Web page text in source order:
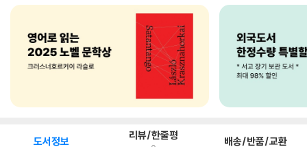
도서정보 리뷰/한줄평 배송/반품/교환